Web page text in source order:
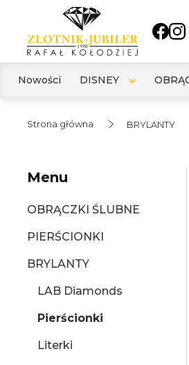
Nowości DISNEY
Strona główna BRYLANTY
Menu
OBRĄCZKI ŚLUBNE
PIERŚCIONKI
BRYLANTY
LAB Diamonds
Pierścionki
Literki